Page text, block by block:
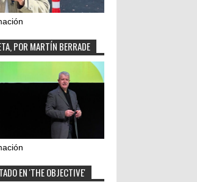
POR MARTÍN BERRADE
EN 'THE OBJECTIVE'